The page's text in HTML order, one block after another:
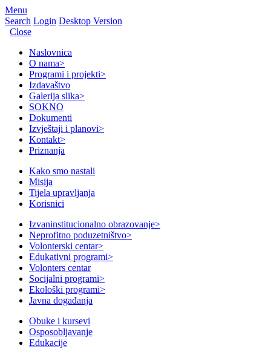
Menu
Search Login Desktop Version
Close
Naslovnica
O nama>
Programi i projekti>
Izdavaštvo
Galerija slika>
SOKNO
Dokumenti
Izvještaji i planovi>
Kontakt>
Priznanja
Kako smo nastali
Misija
Tijela upravljanja
Korisnici
Izvaninstitucionalno obrazovanje>
Neprofitno poduzetništvo>
Volonterski centar>
Edukativni programi>
Volonters centar
Socijalni programi>
Ekološki programi>
Javna događanja
Obuke i kursevi
Osposobljavanje
Edukacije